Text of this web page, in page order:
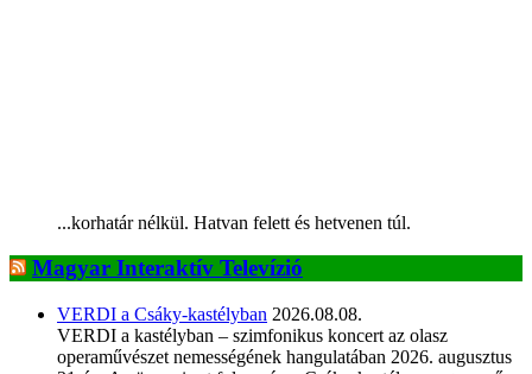
...korhatár nélkül. Hatvan felett és hetvenen túl.
Magyar Interaktív Televízió
VERDI a Csáky-kastélyban 2026.08.08.
VERDI a kastélyban – szimfonikus koncert az olasz
operaművészet nemességének hangulatában 2026. augusztus